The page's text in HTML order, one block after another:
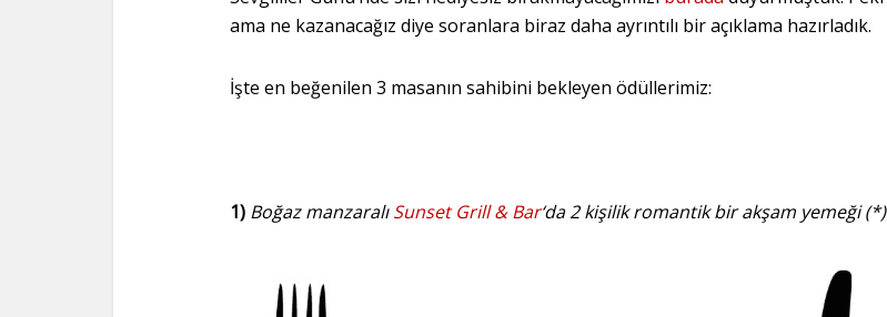
ama ne kazanacağız diye soranlara biraz daha ayrıntılı bir açıklama hazırladık.
İşte en beğenilen 3 masanın sahibini bekleyen ödüllerimiz:
1) Boğaz manzaralıSunset Grill & Bar‘da 2 kişilik romantik bir akşam yemeği (*)